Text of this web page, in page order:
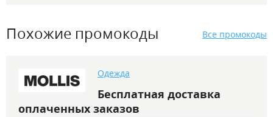
Похожие промокоды Все промокоды
Одежда
Бесплатная доставка
оплаченных заказов